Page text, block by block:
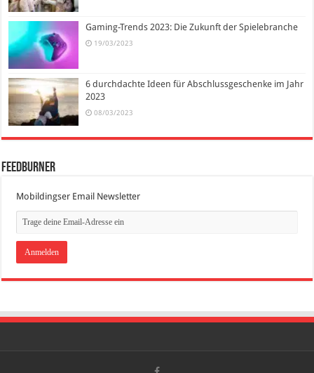
Gaming-Trends 2023: Die Zukunft der Spielebranche
19/03/2023
6 durchdachte Ideen für Abschlussgeschenke im Jahr
2023
08/03/2023
FeedBurner
Mobildingser Email Newsletter